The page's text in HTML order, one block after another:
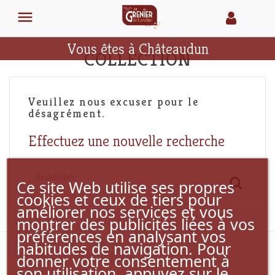

Ce site Web utilise ses propres
cookies et ceux de tiers pour
améliorer nos services et vous
montrer des publicités liées à vos
préférences en analysant vos
habitudes de navigation. Pour
donner votre consentement à
Vous êtes à Châteaudun
COLLECTION
Veuillez nous excuser pour le
désagrément.
Effectuez une nouvelle recherche